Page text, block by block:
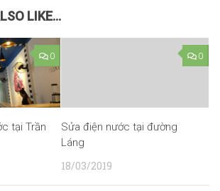
LIKE...
0
tại Trần
0
Sửa điện nước tại đường
Láng
18/03/2019